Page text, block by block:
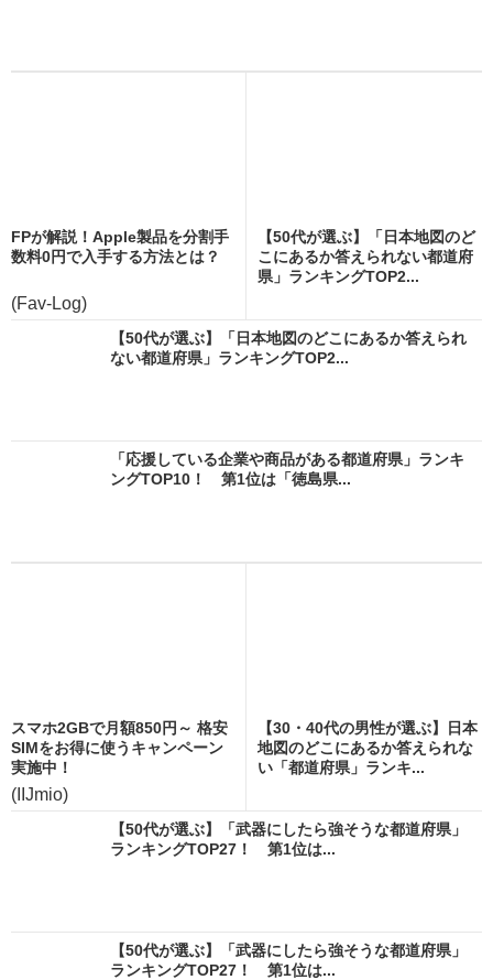
FPが解説！Apple製品を分割手
数料0円で入手する方法とは？
(Fav-Log)
【50代が選ぶ】「日本地図のど
こにあるか答えられない都道府
県」ランキングTOP2...
【50代が選ぶ】「日本地図のどこにあるか答えられ
ない都道府県」ランキングTOP2...
「応援している企業や商品がある都道府県」ランキ
ングTOP10！ 第1位は「徳島県...
スマホ2GBで月額850円～ 格安
SIMをお得に使うキャンペーン
実施中！
(IIJmio)
【30・40代の男性が選ぶ】日本
地図のどこにあるか答えられな
い「都道府県」ランキ...
【50代が選ぶ】「武器にしたら強そうな都道府県」
ランキングTOP27！ 第1位は...
【50代が選ぶ】「武器にしたら強そうな都道府県」
ランキングTOP27！ 第1位は...